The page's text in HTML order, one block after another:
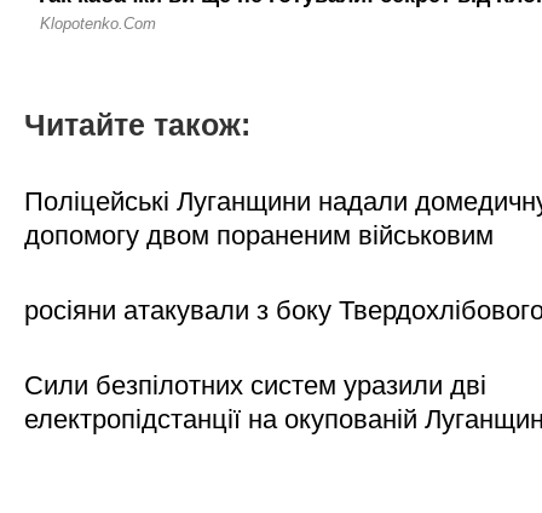
Читайте також:
Поліцейські Луганщини надали
допомогу двом пораненим військовим
росіяни атакували з боку
Сили безпілотних систем уразили дві
електропідстанції на окупованій